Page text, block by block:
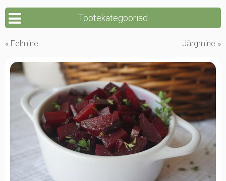
Tootekategooriad
« Eelmine Järgmine »